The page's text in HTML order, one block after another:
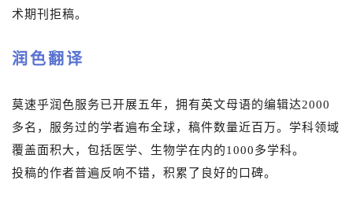
术期刊拒稿。
润色翻译
莫速乎润色服务已开展五年，拥有英文母语的编辑达2000
多名，服务过的学者遍布全球，稿件数量近百万。 学科领域
覆盖面积大，包括医学、生物学在内的1000多学科。
投稿的作者普遍反响不错，积累了良好的口碑。